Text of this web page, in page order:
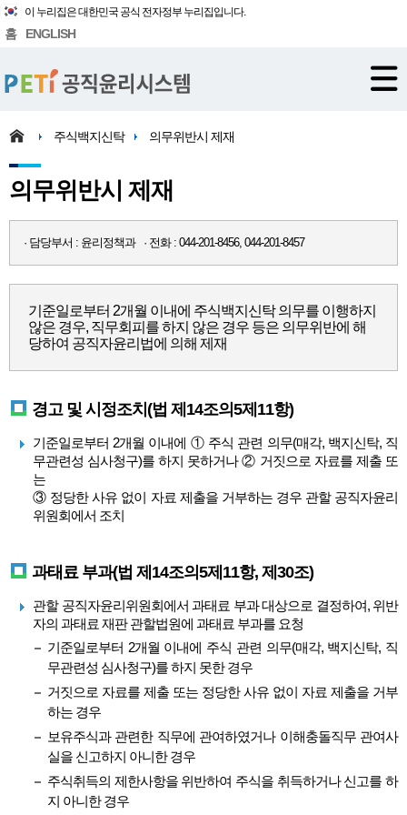
이 누리집은 대한민국 공식 전자정부 누리집입니다.
홈 ENGLISH
주식백지신탁 의무위반시 제재
의무위반시 제재
· 담당부서 : 윤리정책과 · 전화 : 044-201-8456, 044-201-8457
기준일로부터 2개월 이내에 주식백지신탁 의무를 이행하지
않은 경우, 직무회피를 하지 않은 경우 등은 의무위반에 해
당하여 공직자윤리법에 의해 제재
경고 및 시정조치(법 제14조의5제11항)
기준일로부터 2개월 이내에 ① 주식 관련 의무(매각, 백지신탁, 직
무관련성 심사청구)를 하지 못하거나 ② 거짓으로 자료를 제출 또
는
③ 정당한 사유 없이 자료 제출을 거부하는 경우 관할 공직자윤리
위원회에서 조치
과태료 부과(법 제14조의5제11항, 제30조)
관할 공직자윤리위원회에서 과태료 부과 대상으로 결정하여, 위반
자의 과태료 재판 관할법원에 과태료 부과를 요청
기준일로부터 2개월 이내에 주식 관련 의무(매각, 백지신탁, 직
무관련성 심사청구)를 하지 못한 경우
거짓으로 자료를 제출 또는 정당한 사유 없이 자료 제출을 거부
하는 경우
보유주식과 관련한 직무에 관여하였거나 이해충돌직무 관여사
실을 신고하지 아니한 경우
주식취득의 제한사항을 위반하여 주식을 취득하거나 신고를 하
지 아니한 경우